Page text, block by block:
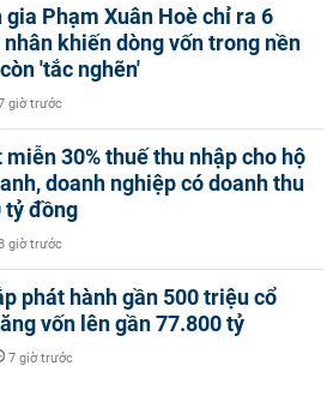
gia Phạm Xuân Hoè chỉ ra 6
nhân khiến dòng vốn trong nền
'tắc nghẽn'
giờ trước
30% thuế thu nhập cho hộ
doanh nghiệp có doanh thu
tỷ đồng
giờ trước
phát hành gần 500 triệu cổ
vốn lên gần 77.800 tỷ
7 giờ trước